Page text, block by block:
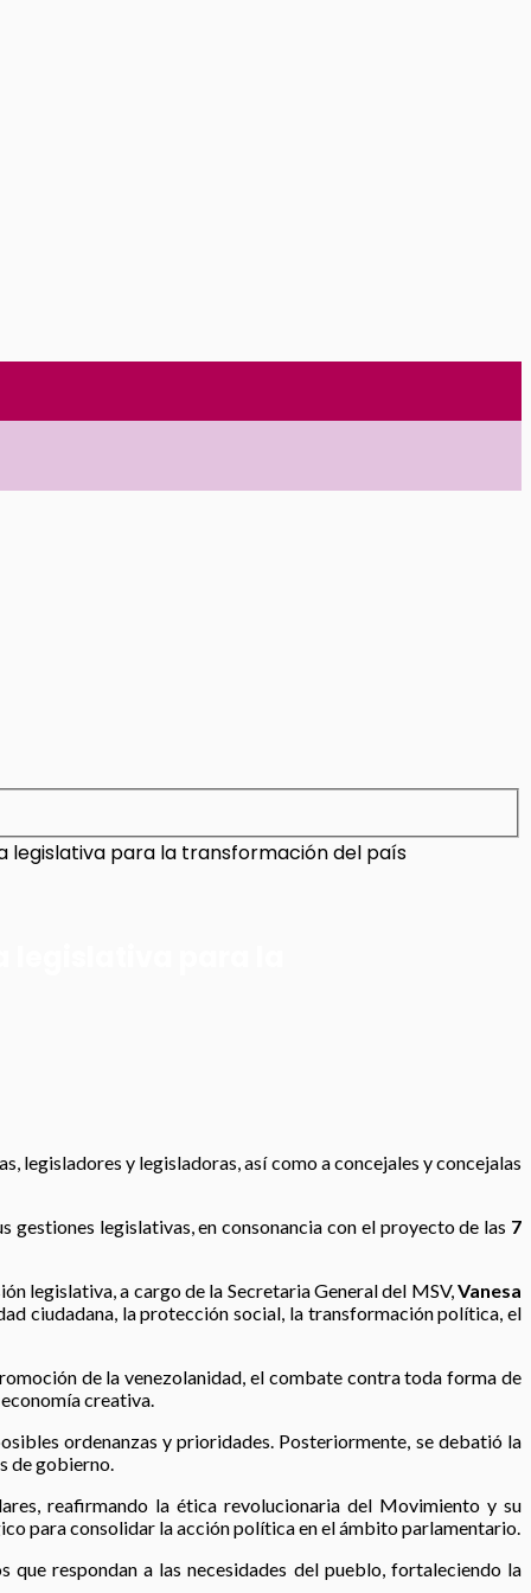
legislativa para la transformación del país
legisladores y legisladoras, así como a concejales y concejalas
legislativas, en consonancia con el proyecto de las 7
legislativa, a cargo de la Secretaria General del MSV,Vanesa
ciudadana, la protección social, la transformación política, el
de la venezolanidad, el combate contra toda forma de
creativa.
ordenanzas y prioridades. Posteriormente, se debatió la
de gobierno.
reafirmando la ética revolucionaria del Movimiento y su
para consolidar la acción política en el ámbito parlamentario.
respondan a las necesidades del pueblo, fortaleciendo la